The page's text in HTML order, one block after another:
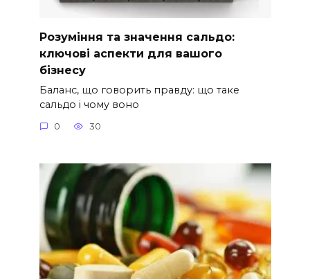
Розуміння та значення сальдо:
ключові аспекти для вашого
бізнесу
Баланс, що говорить правду: що таке
сальдо і чому воно
0 30